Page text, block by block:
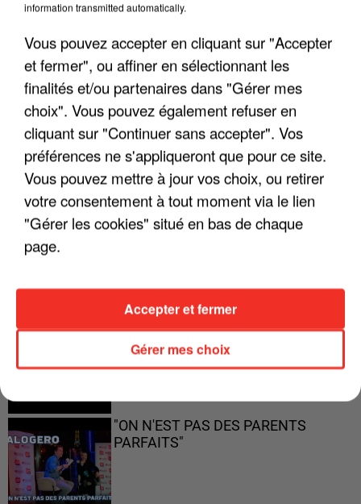
LES INTERVIEWS CHANTE
FRANCE
Voir plus
"JE SUIS À DISPOSITION DES
ENFOIRÉS"
"ON A TOUS LE TRAC"
"ON N'EST PAS DES PARENTS
PARFAITS"
information transmitted automatically.
Vous pouvez accepter en cliquant sur "Accepter
et fermer", ou affiner en sélectionnant les
finalités et/ou partenaires dans "Gérer mes
choix". Vous pouvez également refuser en
cliquant sur "Continuer sans accepter". Vos
préférences ne s'appliqueront que pour ce site.
Vous pouvez mettre à jour vos choix, ou retirer
votre consentement à tout moment via le lien
"Gérer les cookies" situé en bas de chaque
page.
Gérer mes choix
Accepter et fermer